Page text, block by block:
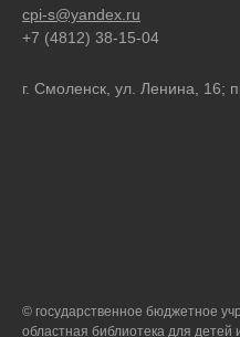
cpi-s@yandex.ru
+7 (4812) 38-15-04
г. Смоленск, ул. Ленина, 16;
© государственное бюджетное
областная библиотека для